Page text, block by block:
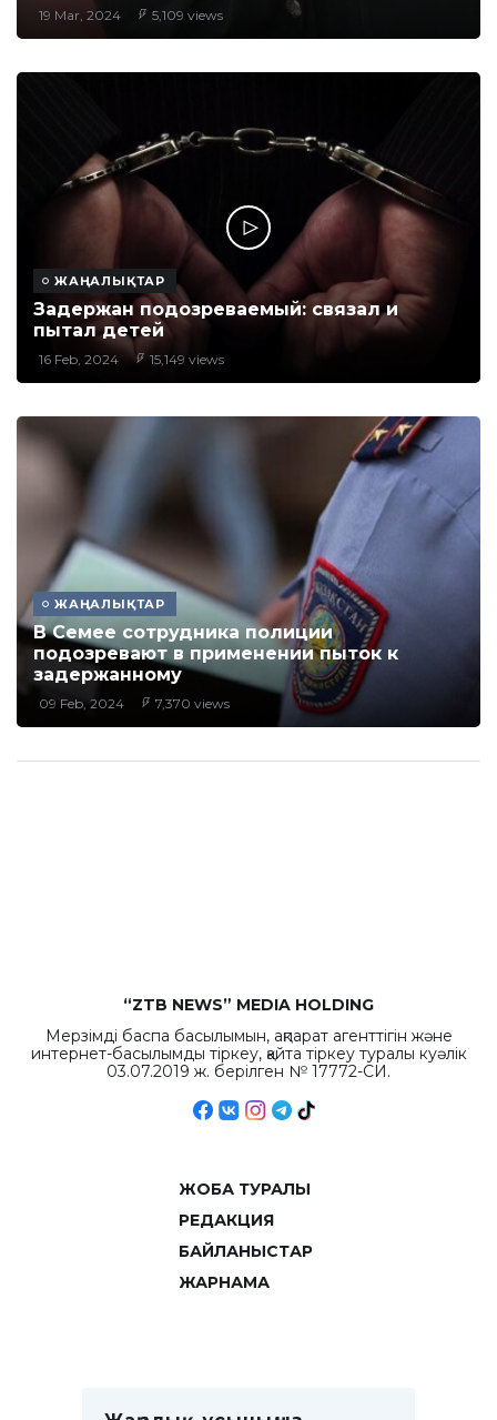
19 Mar, 2024 5,109 views
ЖАҢАЛЫҚТАР
Задержан подозреваемый: связал и
пытал детей
16 Feb, 2024 15,149 views
ЖАҢАЛЫҚТАР
В Семее сотрудника полиции
подозревают в применении пыток к
задержанному
09 Feb, 2024 7,370 views
“ZTB NEWS” MEDIA HOLDING
Мерзімді баспа басылымын, ақпарат агенттігін және
интернет-басылымды тіркеу, қайта тіркеу туралы куәлік
03.07.2019 ж. берілген № 17772-СИ.
ЖОБА ТУРАЛЫ
РЕДАКЦИЯ
БАЙЛАНЫСТАР
ЖАРНАМА